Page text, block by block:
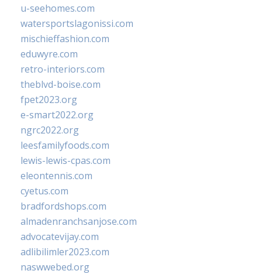
u-seehomes.com
watersportslagonissi.com
mischieffashion.com
eduwyre.com
retro-interiors.com
theblvd-boise.com
fpet2023.org
e-smart2022.org
ngrc2022.org
leesfamilyfoods.com
lewis-lewis-cpas.com
eleontennis.com
cyetus.com
bradfordshops.com
almadenranchsanjose.com
advocatevijay.com
adlibilimler2023.com
naswwebed.org